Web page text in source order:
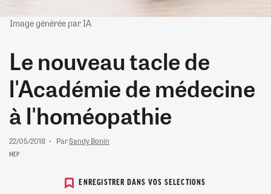
Image générée par IA
Le nouveau tacle de
l'Académie de médecine
à l'homéopathie
22/05/2018 ParSandy Bonin
MEP
ENREGISTRER DANS VOS SELECTIONS